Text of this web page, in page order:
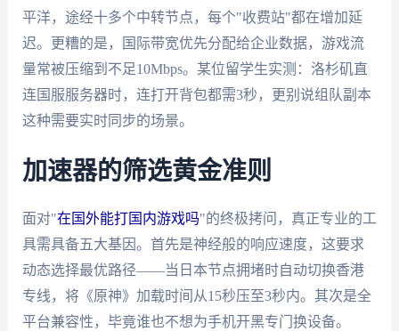
平洋，途经十多个中转节点，每个"收费站"都在增加延
迟。更糟的是，国际带宽优先分配给企业数据，游戏流
量常被压缩到不足10Mbps。某位留学生实测：洛杉矶直
连国服服务器时，连打开背包都需3秒，更别说组队副本
这种需要实时同步的场景。
加速器的筛选黄金准则
面对"在国外能打国内游戏吗"的终极拷问，真正专业的工
具需具备五大基因。首先是神经般的响应速度，这要求
动态选择最优路径——当日本节点拥堵时自动切换香港
专线，将《原神》加载时间从15秒压至3秒内。其次是全
平台兼容性，毕竟谁也不想为手机开黑专门换设备。